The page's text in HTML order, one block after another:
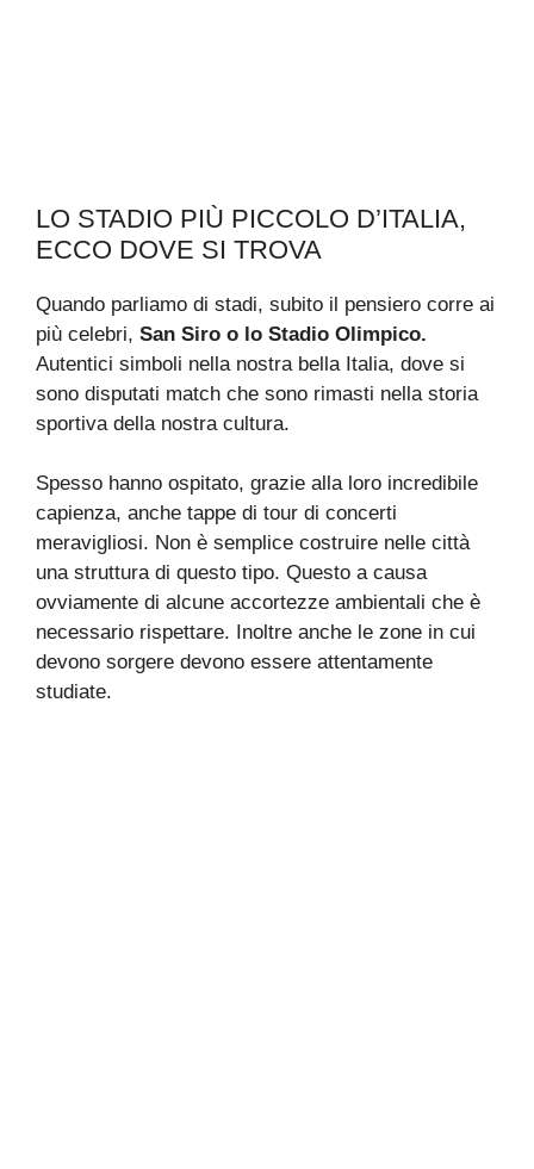
LO STADIO PIÙ PICCOLO D’ITALIA,
ECCO DOVE SI TROVA
Quando parliamo di stadi, subito il pensiero corre ai
più celebri, San Siro o lo Stadio Olimpico.
Autentici simboli nella nostra bella Italia, dove si
sono disputati match che sono rimasti nella storia
sportiva della nostra cultura.
Spesso hanno ospitato, grazie alla loro incredibile
capienza, anche tappe di tour di concerti
meravigliosi. Non è semplice costruire nelle città
una struttura di questo tipo. Questo a causa
ovviamente di alcune accortezze ambientali che è
necessario rispettare. Inoltre anche le zone in cui
devono sorgere devono essere attentamente
studiate.